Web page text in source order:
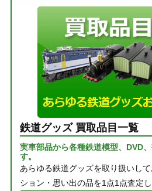
鉄道グッズ 買取品目一覧
実車部品から各種鉄道模型、DVD
す。
あらゆる鉄道グッズを取り扱いし
ション・思い出の品を1点1点査定